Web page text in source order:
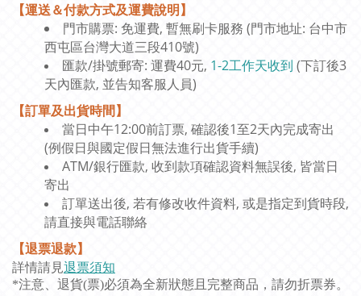
【運送＆付款方式及運費說明】
門市購票: 免運費, 暫無刷卡服務 (門市地址: 台中市
西屯區台灣大道三段410號)
匯款/掛號郵寄: 運費40元, 1-2工作天收到 (下訂後3
天內匯款, 並告知客服人員)
【訂單及出貨時間】
當日中午12:00前訂票, 確認後1至2天內完成寄出
(例假日與國定假日無法進行出貨手續)
ATM/銀行匯款, 收到款項確認資料無誤後, 皆當日
寄出
訂單送出後, 若有修改收件資料, 或是指定到貨時段,
請直接與電話聯絡
【退票退款】
詳情請見退票須知
*注意、退貨(票)必須為全新狀態且完整商品，請勿折票券。